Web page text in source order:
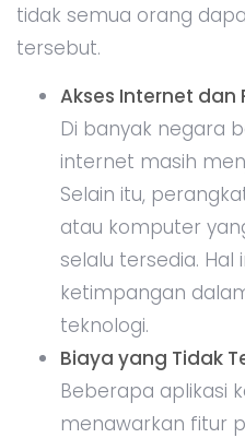
tidak semua orang
tersebut.
Akses Internet dan
Di banyak negara
internet masih
Selain itu,
atau komputer
selalu tersedia. Hal
ketimpangan
teknologi.
Biaya yang Tidak
Beberapa aplikasi
menawarkan fitur